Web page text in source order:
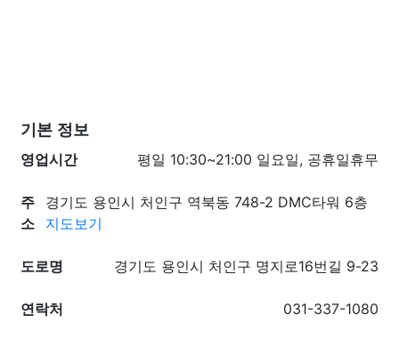
기본 정보
영업시간
평일 10:30~21:00 일요일, 공휴일휴무
주
소
경기도 용인시 처인구 역북동 748-2 DMC타워 6층
지도보기
도로명 경기도 용인시 처인구 명지로16번길 9-23
연락처 031-337-1080